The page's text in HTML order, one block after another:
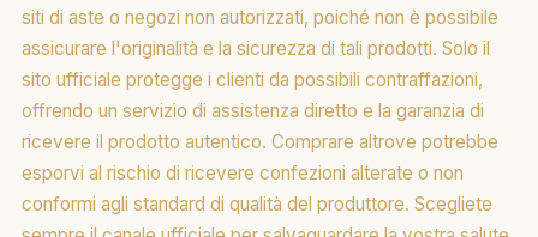
siti di aste o negozi non autorizzati, poiché non è possibile
assicurare l'originalità e la sicurezza di tali prodotti. Solo il
sito ufficiale protegge i clienti da possibili contraffazioni,
offrendo un servizio di assistenza diretto e la garanzia di
ricevere il prodotto autentico. Comprare altrove potrebbe
esporvi al rischio di ricevere confezioni alterate o non
conformi agli standard di qualità del produttore. Scegliete